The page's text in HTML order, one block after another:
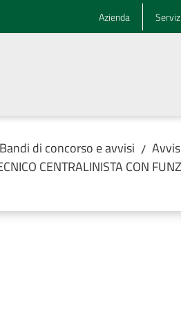
Azienda Servizi
Bandi di concorso e avvisi /
CENTRALINISTA CON